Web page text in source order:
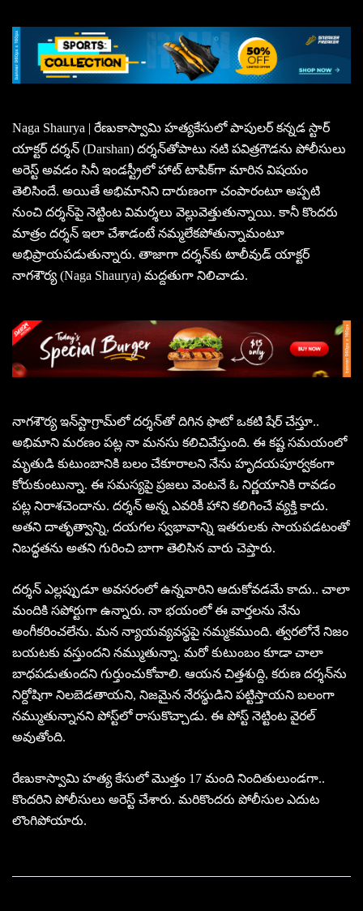
Naga Shaurya | రేణుకాస్వామి హత్యకేసులో పాపులర్ కన్నడ స్టార్
యాక్టర్ దర్శన్‌ (Darshan) దర్శన్‌తోపాటు నటి పవిత్రగౌడను పోలీసులు
అరెస్ట్‌ అవడం సినీ ఇండస్ట్రీలో హాట్‌ టాపిక్‌గా మారిన విషయం
తెలిసిందే. అయితే అభిమానిని దారుణంగా చంపారంటూ అప్పటి
నుంచి దర్శన్‌పై నెట్టింట విమర్శలు వెల్లువెత్తుతున్నాయి. కానీ కొందరు
మాత్రం దర్శన్‌ ఇలా చేశాడంటే నమ్మలేకపోతున్నామంటూ
అభిప్రాయపడుతున్నారు. తాజాగా దర్శన్‌కు టాలీవుడ్ యాక్టర్
నాగశౌర్య (Naga Shaurya) మద్దతుగా నిలిచాడు.
నాగశౌర్య ఇన్‌స్టాగ్రామ్‌లో దర్శన్‌తో దిగిన ఫొటో ఒకటి షేర్ చేస్తూ..
అభిమాని మరణం పట్ల నా మనసు కలిచివేస్తుంది. ఈ కష్ట సమయంలో
మృతుడి కుటుంబానికి బలం చేకూరాలని నేను హృదయపూర్వకంగా
కోరుకుంటున్నా. ఈ సమస్యపై ప్రజలు వెంటనే ఓ నిర్ణయానికి రావడం
పట్ల నిరాశచెందాను. దర్శన్ అన్న ఎవరికీ హాని కలిగించే వ్యక్తి కాదు.
అతని దాతృత్వాన్ని, దయగల స్వభావాన్ని ఇతరులకు సాయపడటంతో
నిబద్ధతను అతని గురించి బాగా తెలిసిన వారు చెప్తారు.
దర్శన్‌ ఎల్లప్పుడూ అవసరంలో ఉన్నవారిని ఆదుకోవడమే కాదు.. చాలా
మందికి సపోర్టుగా ఉన్నారు. నా భయంలో ఈ వార్తలను నేను
అంగీకరించలేను. మన న్యాయవ్యవస్థపై నమ్మకముంది. త్వరలోనే నిజం
బయటకు వస్తుందని నమ్ముతున్నా. మరో కుటుంబం కూడా చాలా
బాధపడుతుందని గుర్తుంచుకోవాలి. ఆయన చిత్తశుద్ది, కరుణ దర్శన్‌ను
నిర్దోషిగా నిలబెడతాయని, నిజమైన నేరస్థుడిని పట్టిస్తాయని బలంగా
నమ్ముతున్నానని పోస్ట్‌లో రాసుకొచ్చాడు. ఈ పోస్ట్ నెట్టింట వైరల్
అవుతోంది.
రేణుకాస్వామి హత్య కేసులో మొత్తం 17 మంది నిందితులుండగా..
కొందరిని పోలీసులు అరెస్ట్ చేశారు. మరికొందరు పోలీసుల ఎదుట
లొంగిపోయారు.